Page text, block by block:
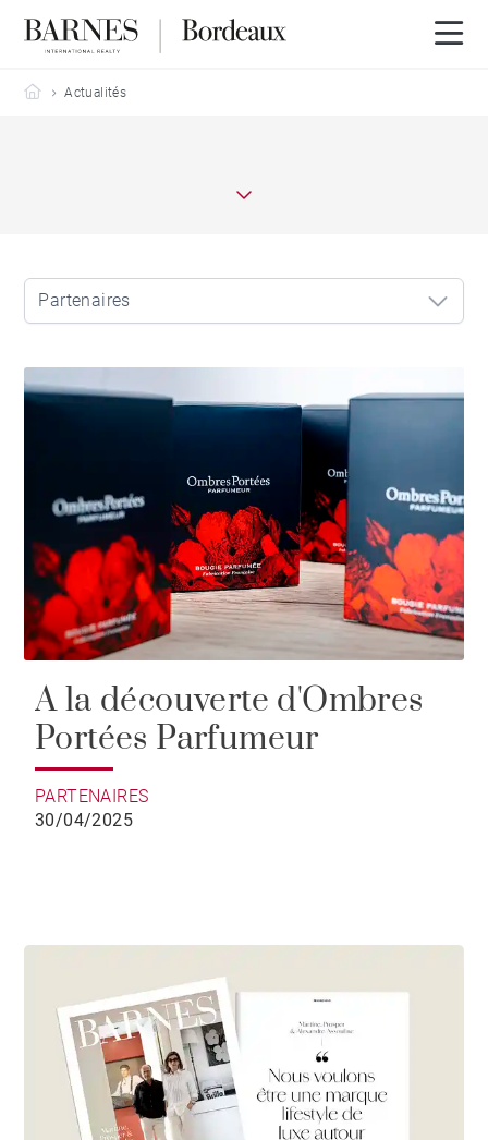
Barnes Bordeaux
Actualités
Partenaires
A la découverte d'Ombres
Portées Parfumeur
PARTENAIRES
30/04/2025